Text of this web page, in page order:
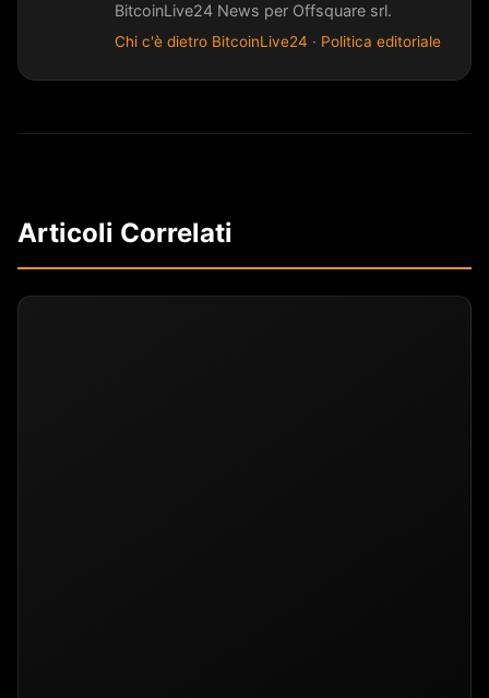
BitcoinLive24 News per Offsquare srl.
Chi c'è dietro BitcoinLive24 · Politica editoriale
Articoli Correlati